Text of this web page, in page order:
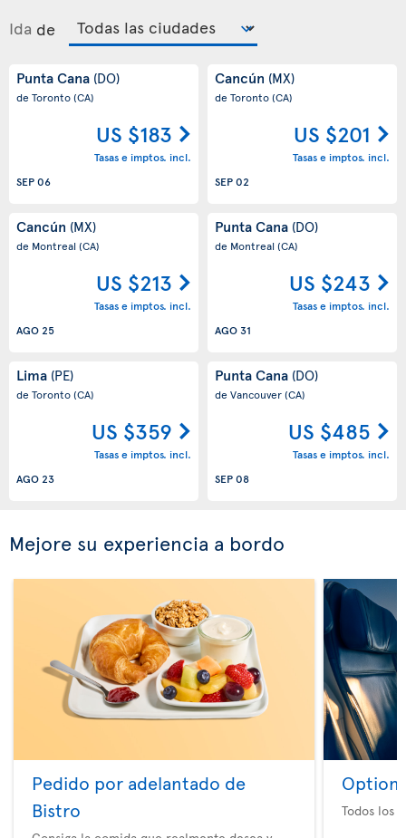
Ida de
Punta Cana (DO)
de Toronto(CA)
US $183
Tasas e imptos. incl.
SEP 06
Cancún (MX)
de Toronto(CA)
US $201
Tasas e imptos. incl.
SEP 02
Cancún (MX)
de Montreal(CA)
US $213
Tasas e imptos. incl.
AGO 25
Punta Cana (DO)
de Montreal(CA)
US $243
Tasas e imptos. incl.
AGO 31
Lima (PE)
de Toronto(CA)
US $359
Tasas e imptos. incl.
AGO 23
Punta Cana (DO)
de Vancouver(CA)
US $485
Tasas e imptos. incl.
SEP 08
Mejore su experiencia a bordo
Pedido por adelantado de
Bistro
Option
Todos los